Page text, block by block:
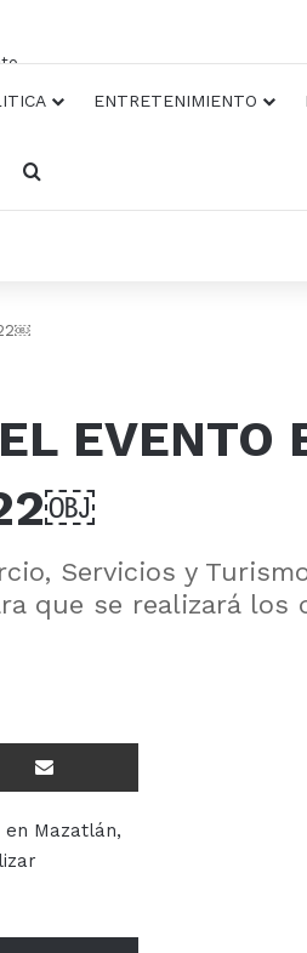
ENTRETENIMIENTO
Busqueda
EVENTO
Servicios y
que se realizará los
Compartir Via E-mail
Mazatlán,